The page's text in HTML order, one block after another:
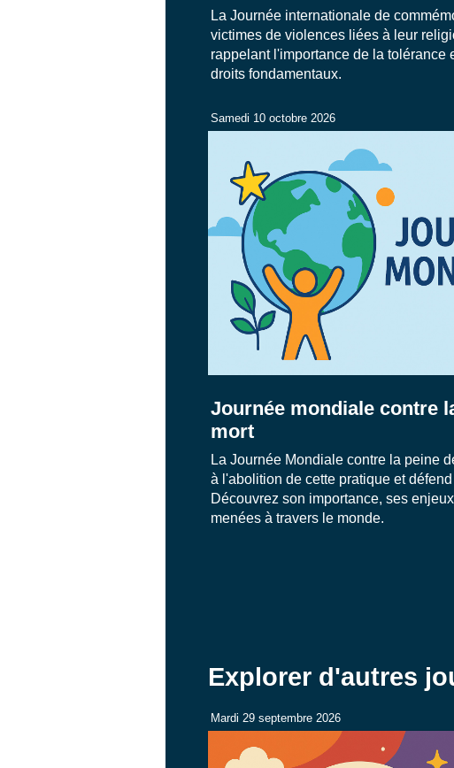
La Journée internationale de
victimes de violences liées à leur
rappelant l'importance de la tolérance
droits fondamentaux.
Samedi 10 octobre 2026
Journée mondiale contre
mort
La Journée Mondiale contre la peine
à l'abolition de cette pratique et
Découvrez son importance, ses
menées à travers le monde.
Explorer d'autres
Mardi 29 septembre 2026